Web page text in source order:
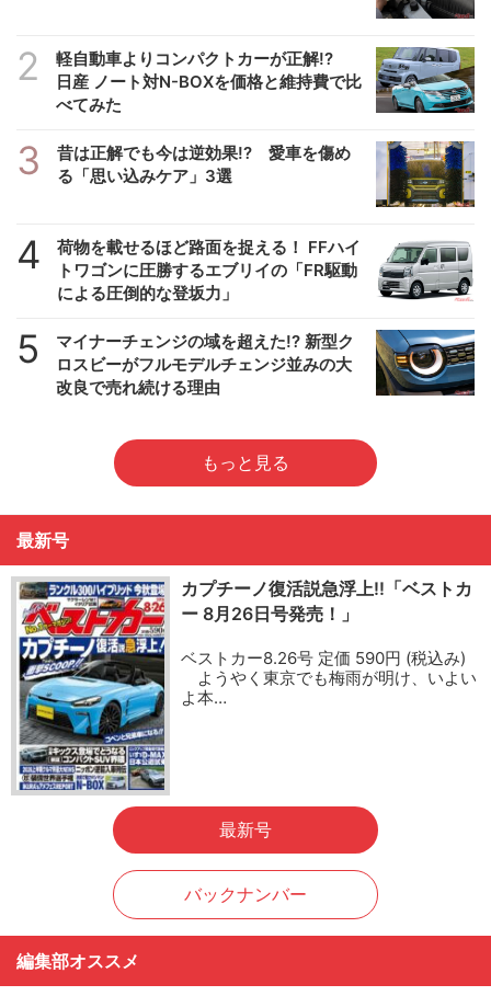
2
軽自動車よりコンパクトカーが正解!?
日産 ノート対N-BOXを価格と維持費で比
べてみた
3
昔は正解でも今は逆効果!? 愛車を傷め
る「思い込みケア」3選
4
荷物を載せるほど路面を捉える！ FFハイ
トワゴンに圧勝するエブリイの「FR駆動
による圧倒的な登坂力」
5
マイナーチェンジの域を超えた!? 新型ク
ロスビーがフルモデルチェンジ並みの大
改良で売れ続ける理由
もっと見る
最新号
カプチーノ復活説急浮上!!「ベストカ
ー 8月26日号発売！」
ベストカー8.26号 定価 590円 (税込み)
ようやく東京でも梅雨が明け、いよい
よ本…
最新号
バックナンバー
編集部オススメ